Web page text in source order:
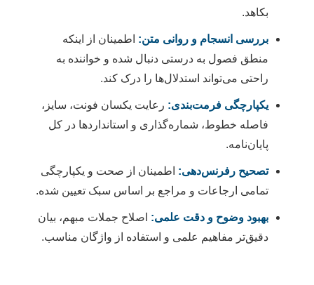
بکاهد.
بررسی انسجام و روانی متن: اطمینان از اینکه
منطق فصول به درستی دنبال شده و خواننده به
راحتی می‌تواند استدلال‌ها را درک کند.
یکپارچگی فرمت‌بندی: رعایت یکسان فونت، سایز،
فاصله خطوط، شماره‌گذاری و استانداردها در کل
پایان‌نامه.
تصحیح رفرنس‌دهی: اطمینان از صحت و یکپارچگی
تمامی ارجاعات و مراجع بر اساس سبک تعیین شده.
بهبود وضوح و دقت علمی: اصلاح جملات مبهم، بیان
دقیق‌تر مفاهیم علمی و استفاده از واژگان مناسب.